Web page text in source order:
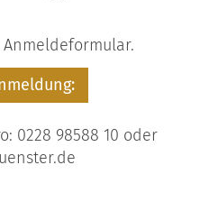
0228 98588 10 oder